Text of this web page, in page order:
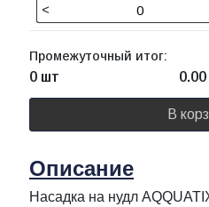
<
Промежуточный итог:
0 шт 0.00
В
Описание
Насадка на нудл